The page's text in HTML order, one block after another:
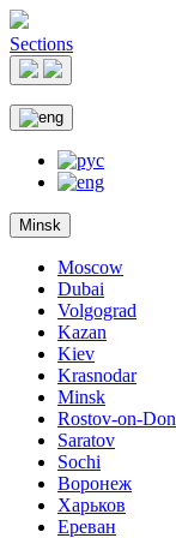
Sections
Minsk
Moscow
Dubai
Volgograd
Kazan
Kiev
Krasnodar
Minsk
Rostov-on-Don
Saratov
Sochi
Воронеж
Харьков
Ереван